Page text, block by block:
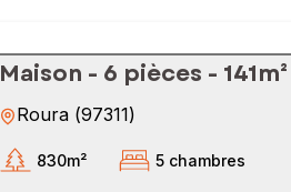
Maison - 6 pièces - 141m²
Roura (97311)
830m² 5 chambres